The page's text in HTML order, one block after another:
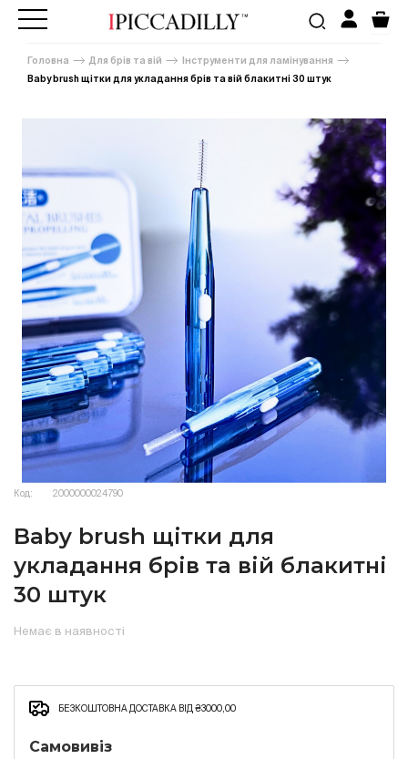
Головна Для брів та вій
Інструменти для ламінування
Baby brush щітки для укладання брів та вій блакитні 30 штук
Код: 2000000024790
Baby brush щітки для
укладання брів та вій блакитні
30 штук
Немає в наявності
БЕЗКОШТОВНА ДОСТАВКА ВІД ₴3000,00
Самовивіз